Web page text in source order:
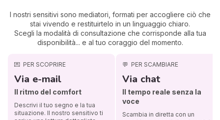
I nostri sensitivi sono mediatori, formati per accogliere ciò che
stai vivendo e restituirtelo in un linguaggio chiaro.
Scegli la modalità di consultazione che corrisponde alla tua
disponibilità... e al tuo coraggio del momento.
💌 PER SCOPRIRE
Via e-mail
Il ritmo del comfort
Descrivi il tuo segno e la tua
situazione. Il nostro sensitivo ti
💬 PER SCAMBIARE
Via chat
Il tempo reale senza la
voce
Scambia in diretta con un